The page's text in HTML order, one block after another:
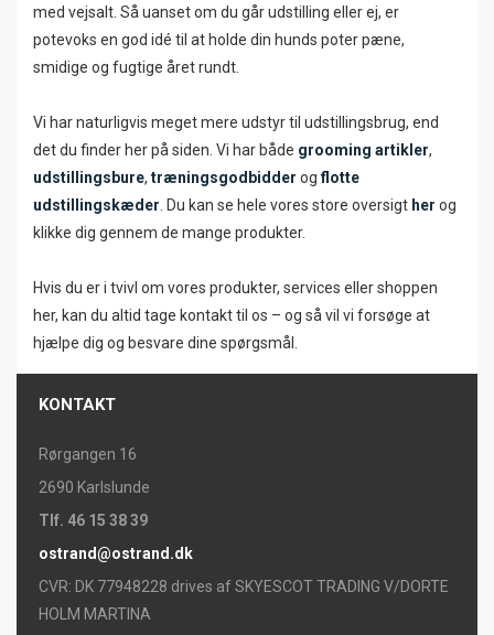
med vejsalt. Så uanset om du går udstilling eller ej, er
potevoks en god idé til at holde din hunds poter pæne,
smidige og fugtige året rundt.
Vi har naturligvis meget mere udstyr til udstillingsbrug, end
det du finder her på siden. Vi har både grooming artikler,
udstillingsbure, træningsgodbidder ogflotte
udstillingskæder . Du kan se hele vores store oversigt her og
klikke dig gennem de mange produkter.
Hvis du er i tvivl om vores produkter, services eller shoppen
her, kan du altid tage kontakt til os – og så vil vi forsøge at
hjælpe dig og besvare dine spørgsmål.
KONTAKT
Rørgangen 16
2690 Karlslunde
Tlf. 46 15 38 39
ostrand@ostrand.dk
CVR: DK 77948228 drives af SKYESCOT TRADING V/DORTE
HOLM MARTINA